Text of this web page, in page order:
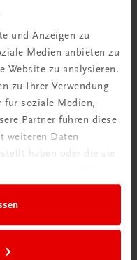
und Anzeigen zu
Medien anbieten zu
Website zu analysieren.
zu Ihrer Verwendung
für soziale Medien,
Partner führen diese
weiteren Daten
haben oder die sie
professionell